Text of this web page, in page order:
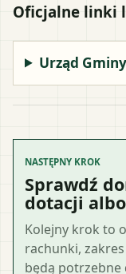
Oficjalne linki
Urząd
NASTĘPNY KROK
Sprawdź
dotacji
Kolejny krok to
rachunki,
będą potrzebne